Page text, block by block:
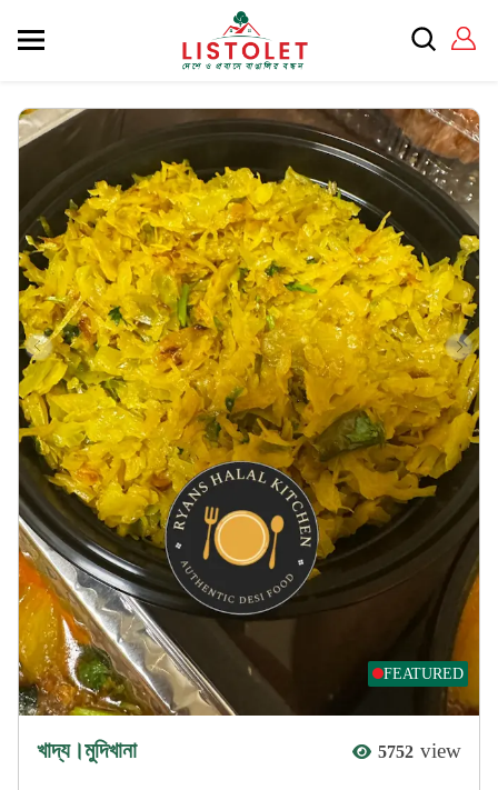
FEATURED
খাদ্য।মুদিখানা 5752 view